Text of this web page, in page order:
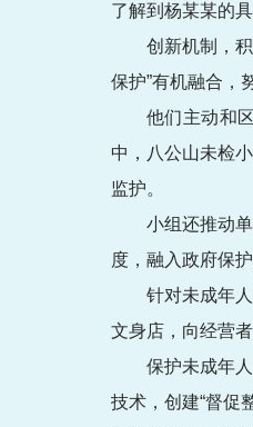
了解到杨某某的
创新机制，
保护”有机融合，
他们主动和
中，八公山未检
监护。
小组还推动
度，融入政府保护
针对未成年
文身店，向经营
保护未成年
技术，创建“督促